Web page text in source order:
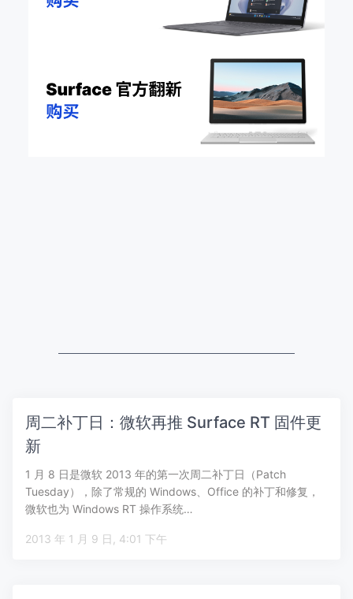
周二补丁日：微软再推 Surface RT 固件更
新
1 月 8 日是微软 2013 年的第一次周二补丁日（Patch
Tuesday），除了常规的 Windows、Office 的补丁和修复，
微软也为 Windows RT 操作系统…
2013 年 1 月 9 日, 4:01 下午